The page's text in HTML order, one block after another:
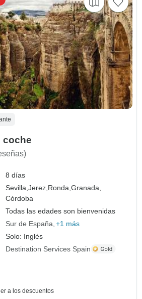
coche
8 días
Sevilla,Jerez, Ronda,Granada,
Córdoba
Todas las edades son bienvenidas
Sur de España +1 más
Solo: Inglés
Destination Services Spain
a los descuentos